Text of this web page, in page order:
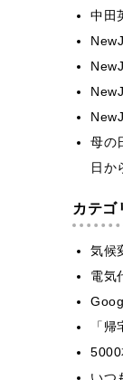
中田
母の
日か
カテゴ
気候
電気
「
5000